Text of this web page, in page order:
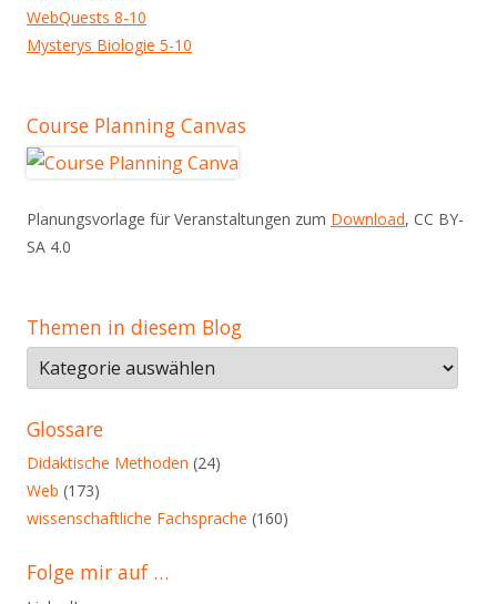
WebQuests 8-10
Mysterys Biologie 5-10
Course Planning Canvas
Planungsvorlage für Veranstaltungen zum Download, CC BY-
SA 4.0
Themen in diesem Blog
Themen
in
diesem
Blog
Glossare
Didaktische Methoden (24)
Web (173)
wissenschaftliche Fachsprache (160)
Folge mir auf …